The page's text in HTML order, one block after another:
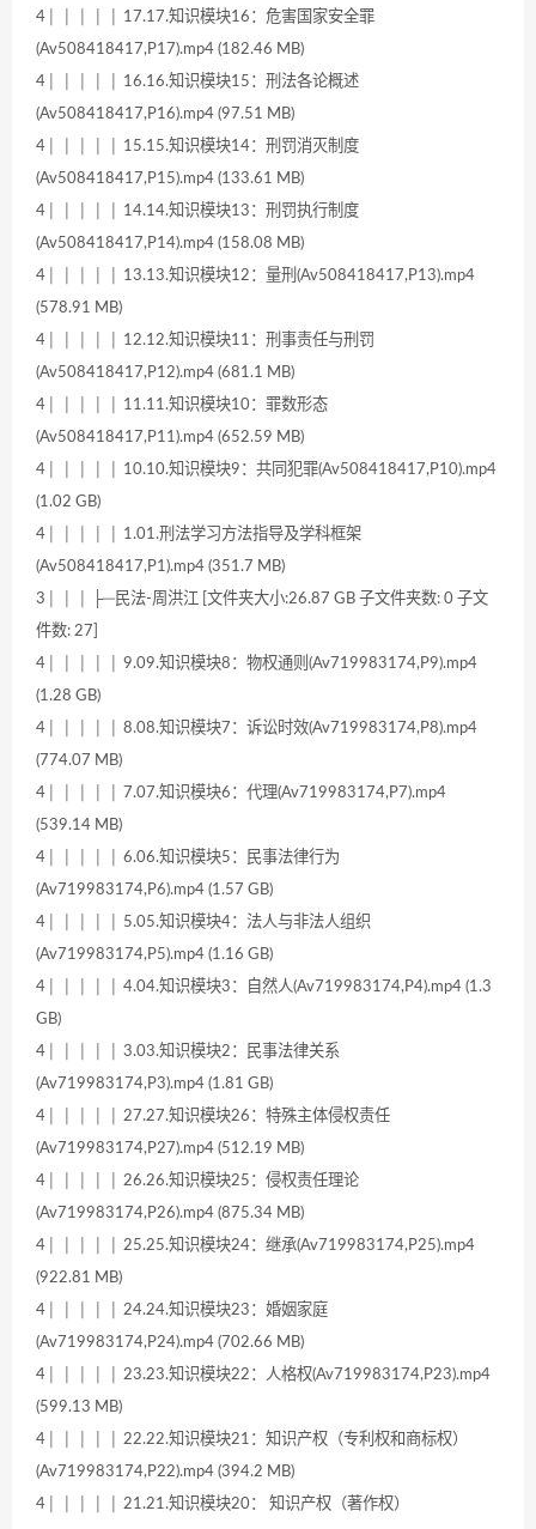
4│ │ │ │ │ 17.17.知识模块16：危害国家安全罪
(Av508418417,P17).mp4 (182.46 MB)
4│ │ │ │ │ 16.16.知识模块15：刑法各论概述
(Av508418417,P16).mp4 (97.51 MB)
4│ │ │ │ │ 15.15.知识模块14：刑罚消灭制度
(Av508418417,P15).mp4 (133.61 MB)
4│ │ │ │ │ 14.14.知识模块13：刑罚执行制度
(Av508418417,P14).mp4 (158.08 MB)
4│ │ │ │ │ 13.13.知识模块12：量刑(Av508418417,P13).mp4
(578.91 MB)
4│ │ │ │ │ 12.12.知识模块11：刑事责任与刑罚
(Av508418417,P12).mp4 (681.1 MB)
4│ │ │ │ │ 11.11.知识模块10：罪数形态
(Av508418417,P11).mp4 (652.59 MB)
4│ │ │ │ │ 10.10.知识模块9：共同犯罪(Av508418417,P10).mp4
(1.02 GB)
4│ │ │ │ │ 1.01.刑法学习方法指导及学科框架
(Av508418417,P1).mp4 (351.7 MB)
3│ │ │ ├─民法-周洪江 [文件夹大小:26.87 GB 子文件夹数: 0 子文
件数: 27]
4│ │ │ │ │ 9.09.知识模块8：物权通则(Av719983174,P9).mp4
(1.28 GB)
4│ │ │ │ │ 8.08.知识模块7：诉讼时效(Av719983174,P8).mp4
(774.07 MB)
4│ │ │ │ │ 7.07.知识模块6：代理(Av719983174,P7).mp4
(539.14 MB)
4│ │ │ │ │ 6.06.知识模块5：民事法律行为
(Av719983174,P6).mp4 (1.57 GB)
4│ │ │ │ │ 5.05.知识模块4：法人与非法人组织
(Av719983174,P5).mp4 (1.16 GB)
4│ │ │ │ │ 4.04.知识模块3：自然人(Av719983174,P4).mp4 (1.3
GB)
4│ │ │ │ │ 3.03.知识模块2：民事法律关系
(Av719983174,P3).mp4 (1.81 GB)
4│ │ │ │ │ 27.27.知识模块26：特殊主体侵权责任
(Av719983174,P27).mp4 (512.19 MB)
4│ │ │ │ │ 26.26.知识模块25：侵权责任理论
(Av719983174,P26).mp4 (875.34 MB)
4│ │ │ │ │ 25.25.知识模块24：继承(Av719983174,P25).mp4
(922.81 MB)
4│ │ │ │ │ 24.24.知识模块23：婚姻家庭
(Av719983174,P24).mp4 (702.66 MB)
4│ │ │ │ │ 23.23.知识模块22：人格权(Av719983174,P23).mp4
(599.13 MB)
4│ │ │ │ │ 22.22.知识模块21：知识产权（专利权和商标权）
(Av719983174,P22).mp4 (394.2 MB)
4│ │ │ │ │ 21.21.知识模块20： 知识产权（著作权）